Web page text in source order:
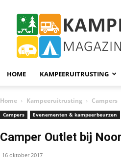
HOME KAMPEERUITRUSTING
Home Kampeeruitrusting Campers
Campers Evenementen & kampeerbeurzen
Camper Outlet bij
16 oktober 2017